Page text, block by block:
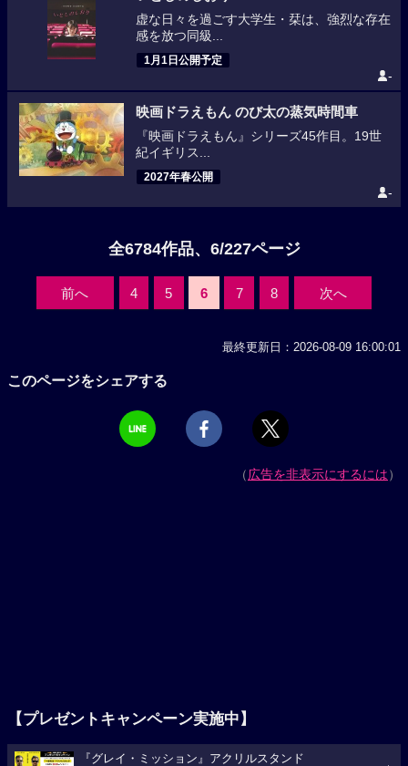
虚な日々を過ごす大学生・栞は、強烈な存在
感を放つ同級...
1月1日公開予定
-
映画ドラえもん のび太の蒸気時間車
『映画ドラえもん』シリーズ45作目。19世
紀イギリス...
2027年春公開
-
全6784作品、6/227ページ
前へ 4 5 6 7 8 次へ
最終更新日：2026-08-09 16:00:01
このページをシェアする
（広告を非表示にするには）
【プレゼントキャンペーン実施中】
『グレイ・ミッション』アクリルスタンド